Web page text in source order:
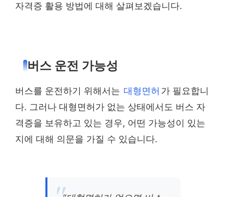
자격증 활용 방법에 대해 살펴보겠습니다.
버스 운전 가능성
버스를 운전하기 위해서는 대형면허 가 필요합니
다. 그러나 대형면허가 없는 상태에서도 버스 자
격증을 보유하고 있는 경우, 어떤 가능성이 있는
지에 대해 의문을 가질 수 있습니다.